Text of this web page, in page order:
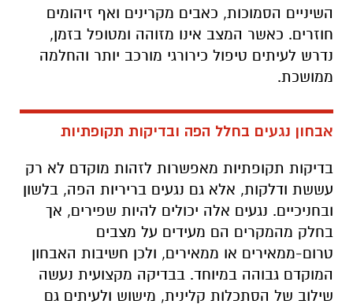
השיניים הסמוכות, כאבים מקרינים ואף זיהומים
חוזרים. כאשר המצב אינו מזוהה ומטופל בזמן,
נדרש לעיתים טיפול כירורגי מורכב יותר והחלמה
ממושכת.
אבחון נגעים בחלל הפה ובדיקות תקופתיות
בדיקות תקופתיות מאפשרות לזהות מוקדם לא רק
עששת ודלקות, אלא גם נגעים בריריות הפה, בלשון
ובחניכיים. נגעים אלה יכולים להיות שפירים, אך
בחלק מהמקרים הם מעידים על מצבים
טרום-ממאירים או ממאירים, ולכן חשיבות האבחון
המוקדם גבוהה במיוחד. בבדיקה מקצועית נעשה
שילוב של הסתכלות קלינית, מישוש ולעיתים גם